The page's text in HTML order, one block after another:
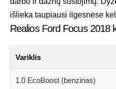
išlieka taupiausi ilgesnėse
Realios Ford Focus 2018
Variklis
1.0 EcoBoost (benzinas)